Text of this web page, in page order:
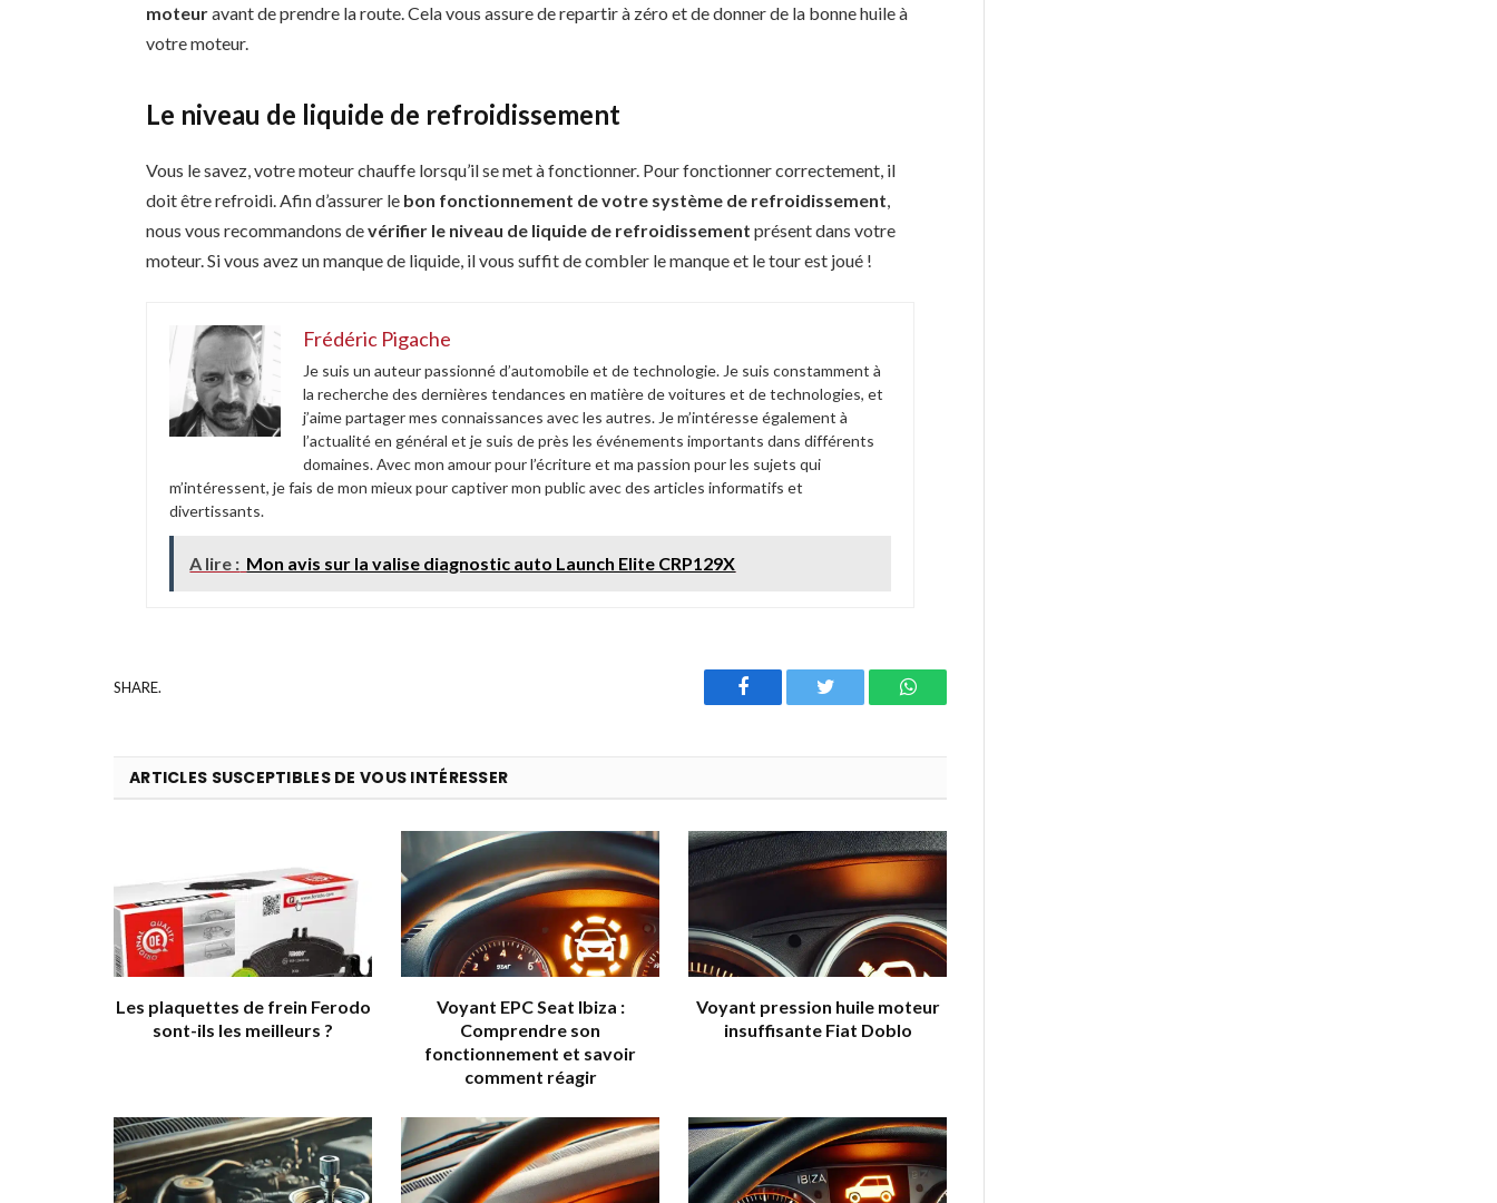
moteuravant de prendre la route. Cela vous assure de repartir à zéro et de donner de la bonne huile à
votre moteur.
Le niveau de liquide de refroidissement
Vous le savez, votre moteur chauffe lorsqu’il se met à fonctionner. Pour fonctionner correctement, il
doit être refroidi. Afin d’assurer le bon fonctionnement de votre système de refroidissement
nous vous recommandons devérifier le niveau de liquide de refroidissementprésent dans votre
moteur. Si vous avez un manque de liquide, il vous suffit de combler le manque et le tour est joué !
Frédéric Pigache
Je suis un auteur passionné d’automobile et de technologie. Je suis constamment à
la recherche des dernières tendances en matière de voitures et de technologies, et
j’aime partager mes connaissances avec les autres. Je m’intéresse également à
l’actualité en général et je suis de près les événements importants dans différents
domaines. Avec mon amour pour l’écriture et ma passion pour les sujets qui
m’intéressent, je fais de mon mieux pour captiver mon public avec des articles informatifs et
divertissants.
A lire : Mon avis sur la valise diagnostic auto Launch Elite CRP129X
SHARE. Facebook Twitter WhatsApp
ARTICLES SUSCEPTIBLES DE VOUS INTÉRESSER
Les plaquettes de frein Ferodo
sont-ils les meilleurs ?
Voyant EPC Seat Ibiza :
Comprendre son
fonctionnement et savoir
comment réagir
Voyant pression huile moteur
insuffisante Fiat Doblo